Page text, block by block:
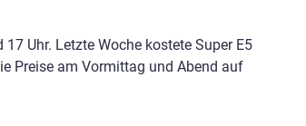
Uhr. Letzte Woche kostete Super E5
Preise am Vormittag und Abend auf